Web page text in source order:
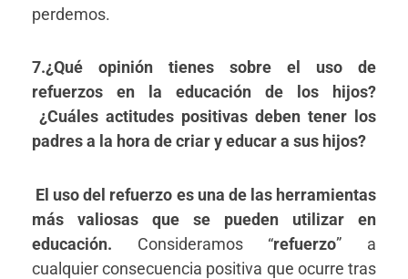
perdemos.
7.¿Qué opinión tienes sobre el uso de
refuerzos en la educación de los hijos?
¿Cuáles actitudes positivas deben tener los
padres a la hora de criar y educar a sus hijos?
El uso del refuerzo es una de las herramientas
más valiosas que se pueden utilizar en
educación. Consideramos “refuerzo” a
cualquier consecuencia positiva que ocurre tras